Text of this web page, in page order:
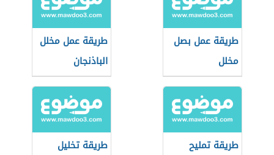
طريقة عمل بصل
مخلل
طريقة عمل مخلل
الباذنجان
طريقة تمليح
طريقة تخليل